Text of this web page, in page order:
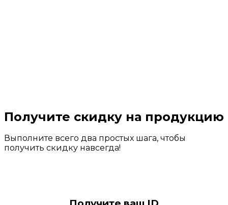
Получите скидку на продукцию
Выполните всего два простых шага, чтобы
получить скидку навсегда!